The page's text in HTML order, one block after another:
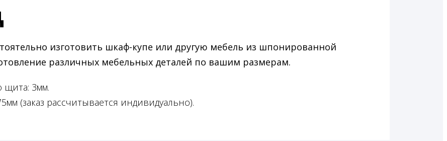
изготовить шкаф-купе или другую мебель из шпонированной
различных мебельных деталей по вашим размерам.
3мм.
(заказ рассчитывается индивидуально).